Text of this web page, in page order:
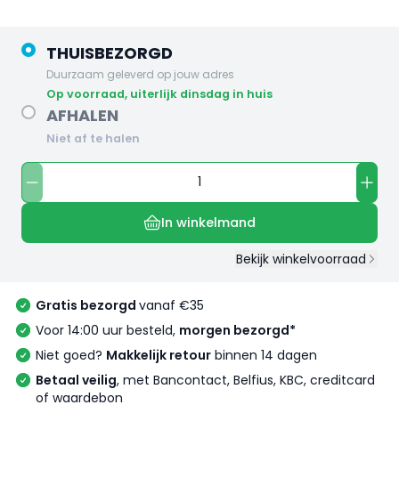
THUISBEZORGD
Duurzaam geleverd op jouw adres
op voorraad, uiterlijk dinsdag in huis
AFHALEN
Niet af te halen
In winkelmand
Bekijk winkelvoorraad
Gratis bezorgd vanaf €35
Voor 14:00 uur besteld, morgen bezorgd*
Niet goed? Makkelijk retour binnen 14 dagen
Betaal veilig, met Bancontact, Belfius, KBC, creditcard
of waardebon